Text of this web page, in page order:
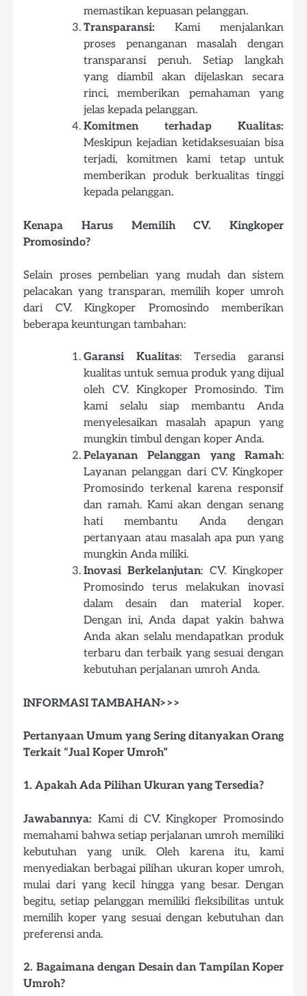
memastikan kepuasan pelanggan.
Transparansi: Kami menjalankan
proses penanganan masalah dengan
transparansi penuh. Setiap langkah
yang diambil akan dijelaskan secara
rinci, memberikan pemahaman yang
jelas kepada pelanggan.
Komitmen terhadap Kualitas:
Meskipun kejadian ketidaksesuaian bisa
terjadi, komitmen kami tetap untuk
memberikan produk berkualitas tinggi
kepada pelanggan.
Kenapa Harus Memilih CV. Kingkoper
Promosindo?
Selain proses pembelian yang mudah dan sistem
pelacakan yang transparan, memilih koper umroh
dari CV. Kingkoper Promosindo memberikan
beberapa keuntungan tambahan:
Garansi Kualitas: Tersedia garansi
kualitas untuk semua produk yang dijual
oleh CV. Kingkoper Promosindo. Tim
kami selalu siap membantu Anda
menyelesaikan masalah apapun yang
mungkin timbul dengan koper Anda.
Pelayanan Pelanggan yang Ramah:
Layanan pelanggan dari CV. Kingkoper
Promosindo terkenal karena responsif
dan ramah. Kami akan dengan senang
hati membantu Anda dengan
pertanyaan atau masalah apa pun yang
mungkin Anda miliki.
Inovasi Berkelanjutan: CV. Kingkoper
Promosindo terus melakukan inovasi
dalam desain dan material koper.
Dengan ini, Anda dapat yakin bahwa
Anda akan selalu mendapatkan produk
terbaru dan terbaik yang sesuai dengan
kebutuhan perjalanan umroh Anda.
INFORMASI TAMBAHAN>>>
Pertanyaan Umum yang Sering ditanyakan Orang
Terkait “Jual Koper Umroh”
1. Apakah Ada Pilihan Ukuran yang Tersedia?
Jawabannya: Kami di CV. Kingkoper Promosindo
memahami bahwa setiap perjalanan umroh memiliki
kebutuhan yang unik. Oleh karena itu, kami
menyediakan berbagai pilihan ukuran koper umroh,
mulai dari yang kecil hingga yang besar. Dengan
begitu, setiap pelanggan memiliki fleksibilitas untuk
memilih koper yang sesuai dengan kebutuhan dan
preferensi anda.
2. Bagaimana dengan Desain dan Tampilan Koper
Umroh?